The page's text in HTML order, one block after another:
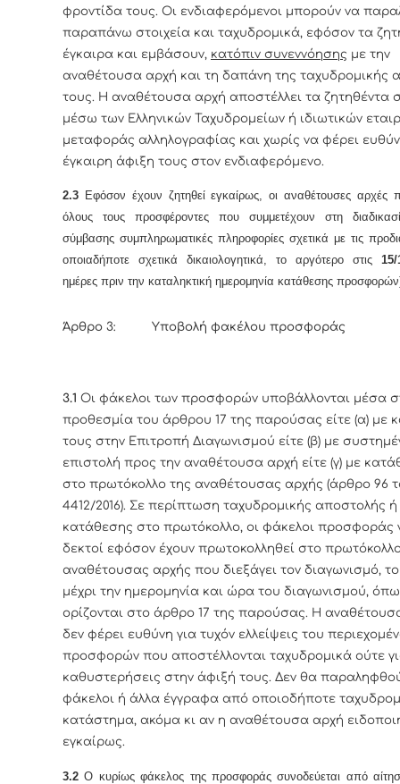
φροντίδα τους. Οι ενδιαφερόμενοι μπορούν να
παραπάνω στοιχεία και ταχυδρομικά, εφόσον τα
έγκαιρα και εμβάσουν, κατόπιν συνεννόησης με την
αναθέτουσα αρχή και τη δαπάνη της ταχυδρομικής
τους. Η αναθέτουσα αρχή αποστέλλει τα ζητηθέντα
μέσω των Ελληνικών Ταχυδρομείων ή ιδιωτικών
μεταφοράς αλληλογραφίας και χωρίς να φέρει
έγκαιρη άφιξη τους στον ενδιαφερόμενο.
2.3 Εφόσον έχουν ζητηθεί εγκαίρως, οι αναθέτουσες αρχές
όλους τους προσφέροντες που συμμετέχουν στη
σύμβασης συμπληρωματικές πληροφορίες σχετικά με τις
οποιαδήποτε σχετικά δικαιολογητικά, το αργότερο στις 15/
ημέρες πριν την καταληκτική ημερομηνία κατάθεσης
Άρθρο 3: Υποβολή φακέλου προσφοράς
3.1 Οι φάκελοι των προσφορών υποβάλλονται μέσα
προθεσμία του άρθρου 17 της παρούσας είτε (α) με
τους στην Επιτροπή Διαγωνισμού είτε (β) με
επιστολή προς την αναθέτουσα αρχή είτε (γ) με
στο πρωτόκολλο της αναθέτουσας αρχής (άρθρο 96
4412/2016). Σε περίπτωση ταχυδρομικής αποστολής ή
κατάθεσης στο πρωτόκολλο, οι φάκελοι προσφοράς
δεκτοί εφόσον έχουν πρωτοκολληθεί στο
αναθέτουσας αρχής που διεξάγει τον διαγωνισμό,
μέχρι την ημερομηνία και ώρα του διαγωνισμού,
ορίζονται στο άρθρο 17 της παρούσας. Η
δεν φέρει ευθύνη για τυχόν ελλείψεις του
προσφορών που αποστέλλονται ταχυδρομικά ούτε
καθυστερήσεις στην άφιξή τους. Δεν θα
φάκελοι ή άλλα έγγραφα από οποιοδήποτε
κατάστημα, ακόμα κι αν η αναθέτουσα αρχή
εγκαίρως.
3.2 Ο κυρίως φάκελος της προσφοράς συνοδεύεται από